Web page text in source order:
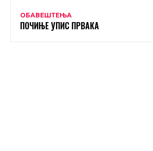
ОБАВЕШТЕЊА
ПОЧИЊЕ УПИС ПРВАКА